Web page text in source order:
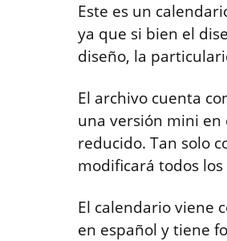
Este es un
ya que si bien el
diseño, la
El archivo cuenta
una versión mini
reducido. Tan solo
modificará todos
El calendario viene
en español y tiene